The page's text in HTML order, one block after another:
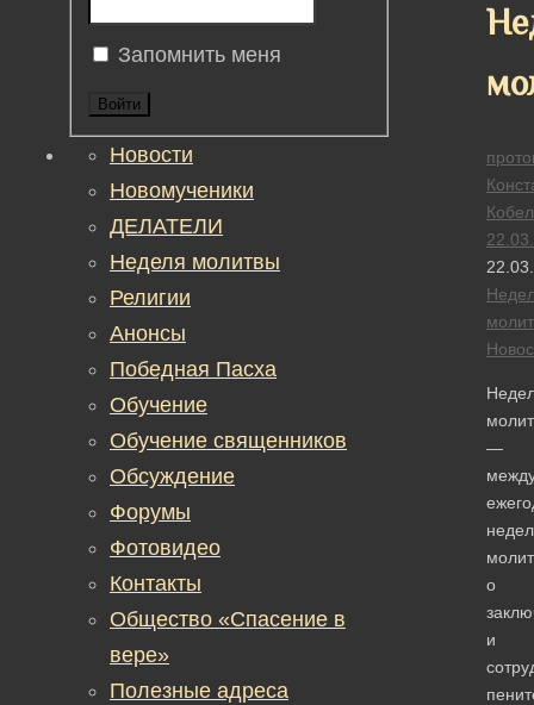
—
о
и
Запомнить меня
Войти
Новости
Новомученики
ДЕЛАТЕЛИ
Неделя молитвы
Религии
Анонсы
Победная Пасха
Обучение
Обучение священников
Обсуждение
Форумы
Фотовидео
Контакты
Общество «Спасение в
вере»
Полезные адреса